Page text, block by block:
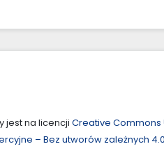
jest na licencji Creative Commons
– Bez utworów zależnych